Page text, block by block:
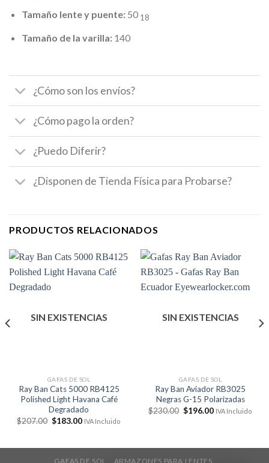
Tamaño lente y puente:5018
Tamaño de la varilla: 140
¿Cómo son los envíos?
¿Cómo pago la orden?
¿Puedo Diferir?
¿Disponen de Tienda Física para Probarse?
PRODUCTOS RELACIONADOS
SIN EXISTENCIAS
GAFAS DE SOL
Ray Ban Cats 5000 RB4125
Polished Light Havana Café
Degradado
$207.00 El
$183.00ElIVA Incluido
SIN EXISTENCIAS
GAFAS DE SOL
Ray Ban Aviador RB3025
Negras G-15 Polarizadas
$230.00 El
$196.00ElIVA Incluido
GAFAS DE SOL ARMAZONES PARA LENTES